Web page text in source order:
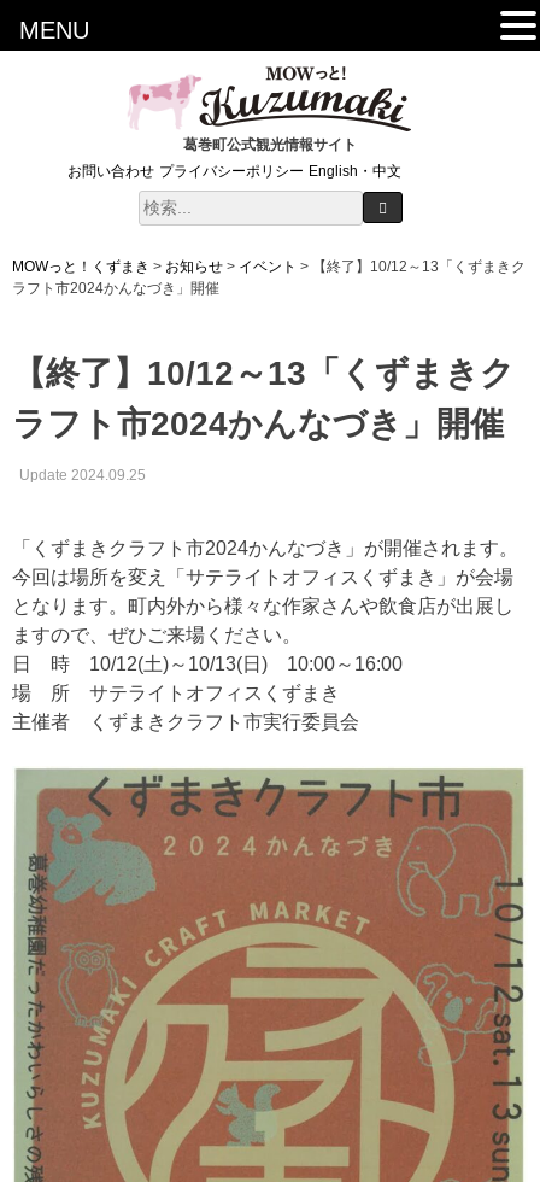
葛巻町公式観光情報サイト
お問い合わせ プライバシーポリシー English・中文
MOWっと！くずまき > お知らせ > イベント >
【終了】10/12～13「くずまきク
ラフト市2024かんなづき」開催
【終了】10/12～13「くずまきク
ラフト市2024かんなづき」開催
Update 2024.09.25
「くずまきクラフト市2024かんなづき」が開催されます。
今回は場所を変え「サテライトオフィスくずまき」が会場
となります。町内外から様々な作家さんや飲食店が出展し
ますので、ぜひご来場ください。
日 時 10/12(土)～10/13(日) 10:00～16:00
場 所 サテライトオフィスくずまき
主催者 くずまきクラフト市実行委員会
MENU